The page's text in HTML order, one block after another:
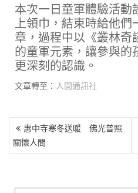
本次一日童軍體驗活動
上領巾，結束時給他們
章，過程中以《叢林奇
的童軍元素，讓參與的
更深刻的認識。
文章轉至： 人間通訊社
文
章
導
惠中寺寒冬送暖 佛光普照
關懷人間